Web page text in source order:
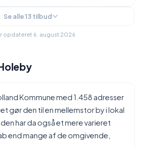
Se alle 13 tilbud
opdateret 6. august 2026
Kommune med 1.458 adresser
gør den til en mellemstor by i lokal
har da også et mere varieret
end mange af de omgivende,